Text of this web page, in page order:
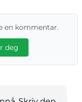
en kommentar.
deg